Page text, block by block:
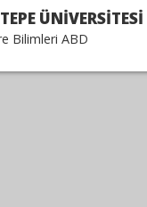
ÜNİVERSİTESİ
Bilimleri ABD